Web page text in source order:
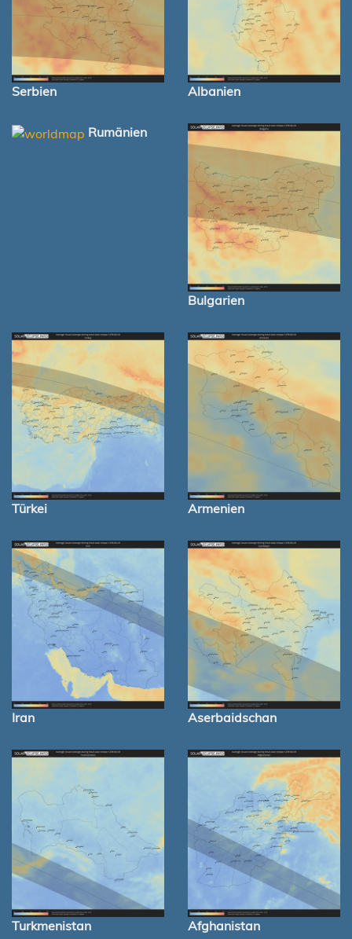
Serbien Albanien
Rumänien
Bulgarien
Türkei Armenien
Iran Aserbaidschan
Turkmenistan Afghanistan